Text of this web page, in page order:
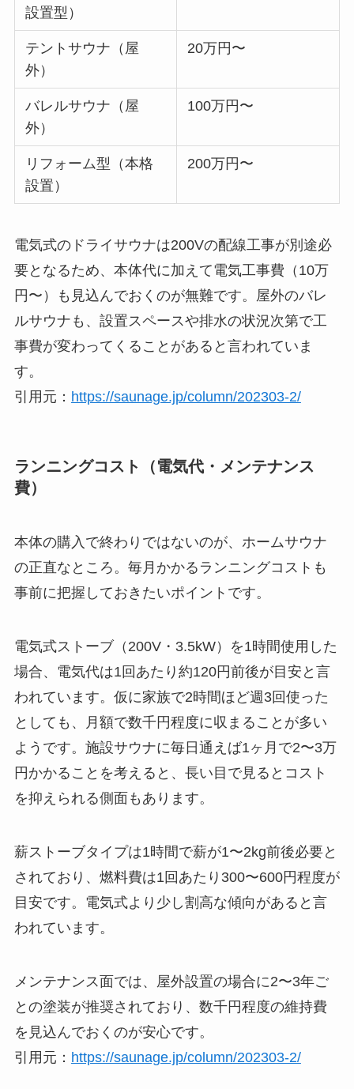
設置型）
テントサウナ（屋
外）
20万円〜
バレルサウナ（屋
外）
100万円〜
リフォーム型（本格
設置）
200万円〜
電気式のドライサウナは200Vの配線工事が別途必
要となるため、本体代に加えて電気工事費（10万
円〜）も見込んでおくのが無難です。屋外のバレ
ルサウナも、設置スペースや排水の状況次第で工
事費が変わってくることがあると言われていま
す。
引用元： https://saunage.jp/column/202303-2/
ランニングコスト（電気代・メンテナンス
費）
本体の購入で終わりではないのが、ホームサウナ
の正直なところ。毎月かかるランニングコストも
事前に把握しておきたいポイントです。
電気式ストーブ（200V・3.5kW）を1時間使用した
場合、電気代は1回あたり約120円前後が目安と言
われています。仮に家族で2時間ほど週3回使った
としても、月額で数千円程度に収まることが多い
ようです。施設サウナに毎日通えば1ヶ月で2〜3万
円かかることを考えると、長い目で見るとコスト
を抑えられる側面もあります。
薪ストーブタイプは1時間で薪が1〜2kg前後必要と
されており、燃料費は1回あたり300〜600円程度が
目安です。電気式より少し割高な傾向があると言
われています。
メンテナンス面では、屋外設置の場合に2〜3年ご
との塗装が推奨されており、数千円程度の維持費
を見込んでおくのが安心です。
引用元： https://saunage.jp/column/202303-2/